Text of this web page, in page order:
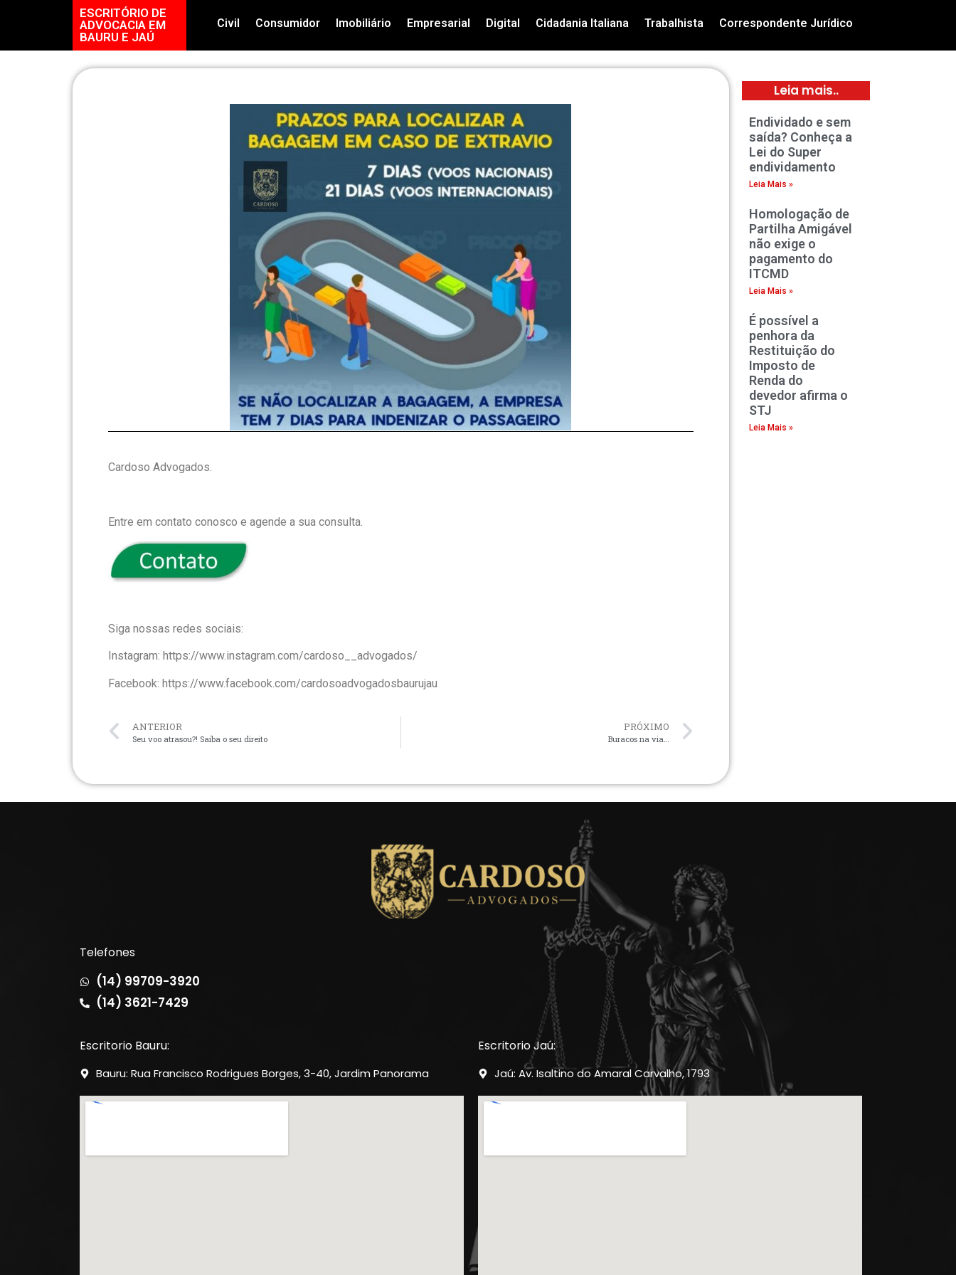
ESCRITÓRIO DE
ADVOCACIA EM
BAURU E JAÚ
Civil Consumidor Imobiliário Empresarial Digital Cidadania Italiana Trabalhista Correspondente Jurídico
Cardoso Advogados.
Entre em contato conosco e agende a sua consulta.
Siga nossas redes sociais:
Instagram: https://www.instagram.com/cardoso__advogados/
Facebook: https://www.facebook.com/cardosoadvogadosbaurujau
ANTERIOR
Seu voo atrasou?! Saiba o seu direito
PRÓXIMO
Buracos na via…
Leia mais..
Endividado e sem
saída? Conheça a
Lei do Super
endividamento
Leia Mais »
Homologação de
Partilha Amigável
não exige o
pagamento do
ITCMD
Leia Mais »
É possível a
penhora da
Restituição do
Imposto de
Renda do
devedor afirma o
STJ
Leia Mais »
Telefones
(14) 99709-3920
(14) 3621-7429
Escritorio Bauru:
Bauru: Rua Francisco Rodrigues Borges, 3-40, Jardim Panorama
Escritorio Jaú:
Jaú: Av. Isaltino do Amaral Carvalho, 1793